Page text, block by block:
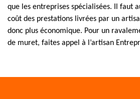
que les entreprises spécialisées. Il faut
coût des prestations livrées par un
donc plus économique. Pour un
de muret, faites appel à l’artisan